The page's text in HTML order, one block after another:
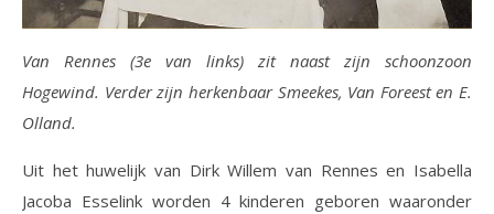
Van Rennes (3e van links) zit naast zijn schoonzoon
Hogewind. Verder zijn herkenbaar Smeekes, Van Foreest en E.
Olland.
Uit het huwelijk van Dirk Willem van Rennes en Isabella
Jacoba Esselink worden 4 kinderen geboren waaronder